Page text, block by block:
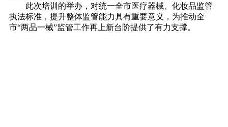
此次培训的举办，对统一全市医疗器械、化妆品监管
执法标准，提升整体监管能力具有重要意义，为推动全
市“两品一械”监管工作再上新台阶提供了有力支撑。